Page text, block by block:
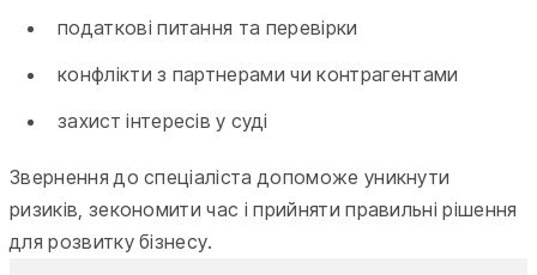
податкові питання та перевірки
конфлікти з партнерами чи контрагентами
захист інтересів у суді
Звернення до спеціаліста допоможе уникнути
ризиків, зекономити час і прийняти правильні рішення
для розвитку бізнесу.